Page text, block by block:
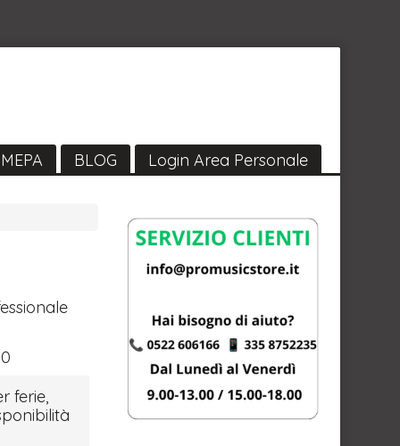
MEPA BLOG Login Area Personale
ferie,